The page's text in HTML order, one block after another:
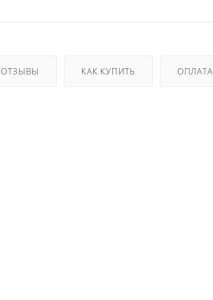
ОТЗЫВЫ КАК КУПИТЬ ОПЛАТА